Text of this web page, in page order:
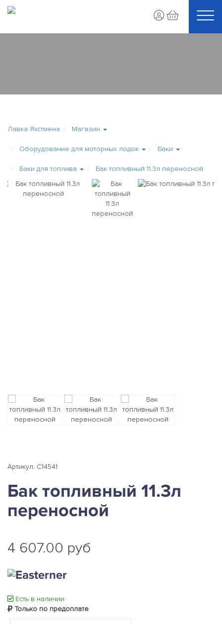
Лавка Яхстмена Магазин
Оборудование для моторных лодок Баки
Баки для топлива Бак топливный 11.3л переносной
Артикул: C14541
Бак топливный 11.3л
переносной
4 607.00 руб
Есть в наличии
Только по предоплате